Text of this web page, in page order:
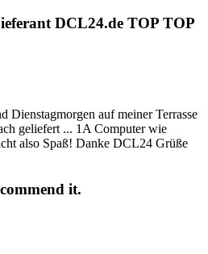
DCL24.de TOP TOP
Dienstagmorgen auf meiner Terrasse
geliefert ... 1A Computer wie
also Spaß! Danke DCL24 Grüße
it.